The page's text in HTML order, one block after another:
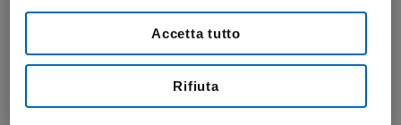
Rifiuta
Accetta tutto